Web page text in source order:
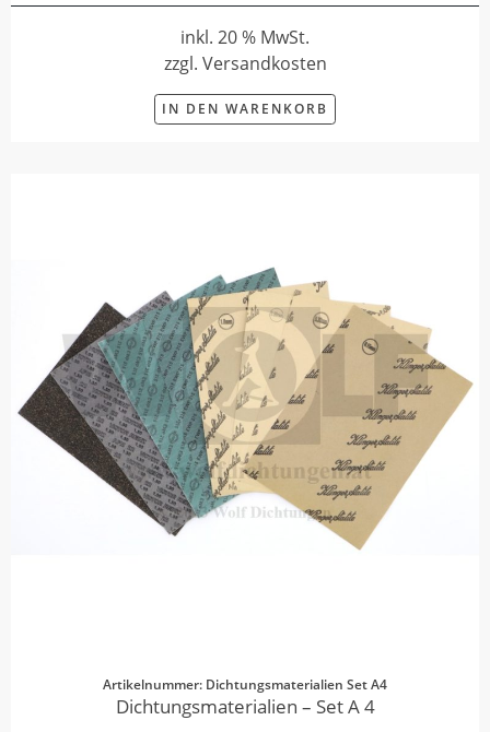
inkl. 20 % MwSt.
zzgl. Versandkosten
IN DEN WARENKORB
Artikelnummer: Dichtungsmaterialien Set A4
Dichtungsmaterialien – Set A 4